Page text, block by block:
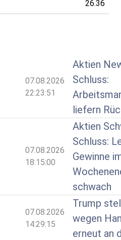
26.36
07.08.2026
22:23:51
Aktien
Schluss:
liefern
07.08.2026
18:15:00
Aktien
Schluss:
Gewinne
schwach
07.08.2026
14:29:15
Trump
wegen
erneut an